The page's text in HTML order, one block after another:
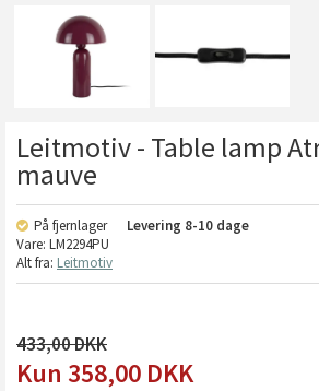
Leitmotiv - Table lamp
mauve
På fjernlager Levering 8-10 dage
Vare: LM2294PU
Alt fra: Leitmotiv
433,00
358,00 DKK